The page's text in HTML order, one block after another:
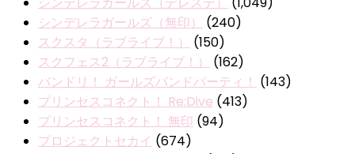
シンデレラガールズ（無印）
(240)
スクスタ（ラブライブ！）
(150)
スクフェス2（ラブライブ！）
(162)
バンドリ！ ガールズバンドパーティ！ (143)
プリンセスコネクト！ Re:Dive (413)
プリンセスコネクト！ 無印 (94)
プロジェクトセカイ (674)